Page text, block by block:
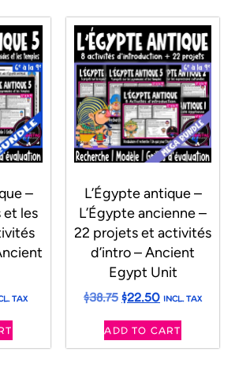
–
et les
TAX
L’Égypte antique –
L’Égypte ancienne –
22 projets et activités
d’intro – Ancient
Egypt Unit
$38.75$22.50 INCL. TAX
ADD TO CART